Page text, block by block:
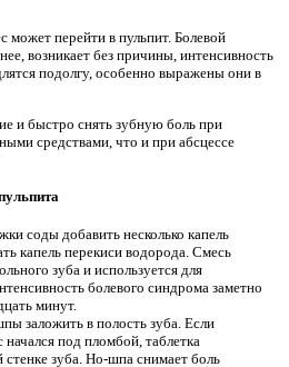
может перейти в пульпит. Болевой
возникает без причины, интенсивность
подолгу, особенно выражены они в
и быстро снять зубную боль при
средствами, что и при абсцессе
соды добавить несколько капель
капель перекиси водорода. Смесь
зуба и используется для
болевого синдрома заметно
минут.
заложить в полость зуба. Если
под пломбой, таблетка
стенке зуба. Но-шпа снимает боль